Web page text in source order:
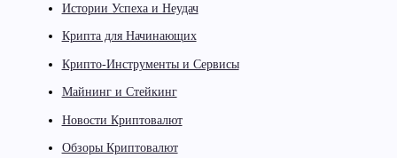
Истории Успеха и Неудач
Крипта для Начинающих
Крипто-Инструменты и Сервисы
Майнинг и Стейкинг
Новости Криптовалют
Обзоры Криптовалют